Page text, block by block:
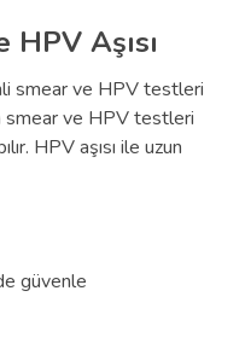
Aşısı
smear ve HPV testleri
smear ve HPV testleri
HPV aşısı ile uzun
güvenle